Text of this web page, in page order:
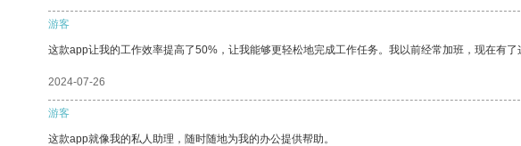
游客
这款app让我的工作效率提高了50%，让我能够更轻松地完成工作任务。我以前经常加班，现在有
2024-07-26
游客
这款app就像我的私人助理，随时随地为我的办公提供帮助。